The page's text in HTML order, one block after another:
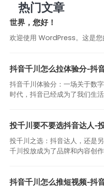
热门文章
世界，您好！
欢迎使用 WordPress。这是您
抖音千川怎么拉体验分-抖
抖音千川体验分：一场关于数
时代，抖音已经成为了我们生
投千川要不要选抖音达人-
投千川之选：抖音达人，还是
千川投放成为了品牌和内容创
抖音千川怎么推短视频-抖